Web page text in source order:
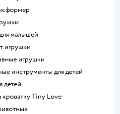
малышей
игрушки
игрушки
инструменты для детей
детей
кроватку Tiny Love